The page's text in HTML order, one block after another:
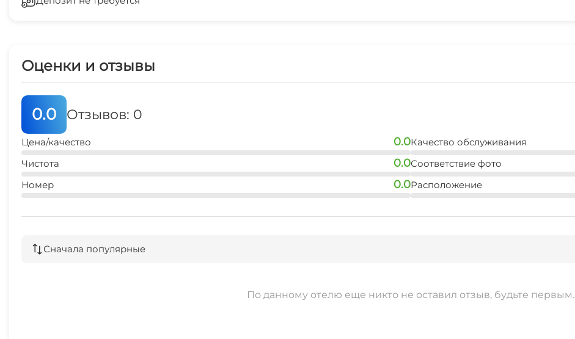
СВЧ
Оценки и отзывы
0.0 Отзывов: 0
Цена/качество 0.0
Чистота 0.0
Номер 0.0
Качество обслуживания
Соответствие фото
Расположение
Сначала популярные
По данному отелю еще никто не оставил отзыв, будьте первым.